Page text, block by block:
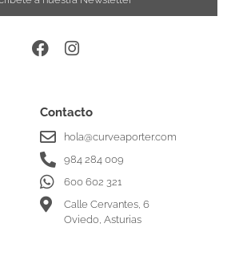
Contacto
hola@curveaporter.com
984 284 009
600 602 321
Calle Cervantes, 6
Oviedo, Asturias